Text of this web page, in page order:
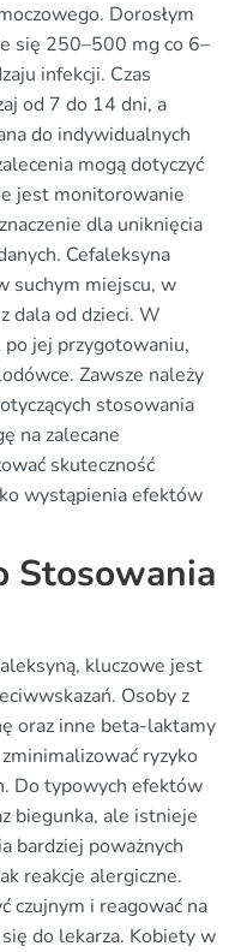
Dorosłym
się 250–500 mg co 6–
infekcji. Czas
od 7 do 14 dni, a
do indywidualnych
mogą dotyczyć
jest monitorowanie
dla uniknięcia
Cefaleksyna
suchym miejscu, w
dala od dzieci. W
jej przygotowaniu,
Zawsze należy
stosowania
na zalecane
skuteczność
wystąpienia efektów
Stosowania
kluczowe jest
Osoby z
oraz inne beta-laktamy
ryzyko
Do typowych efektów
biegunka, ale istnieje
bardziej poważnych
reakcje alergiczne.
czujnym i reagować na
do lekarza. Kobiety w